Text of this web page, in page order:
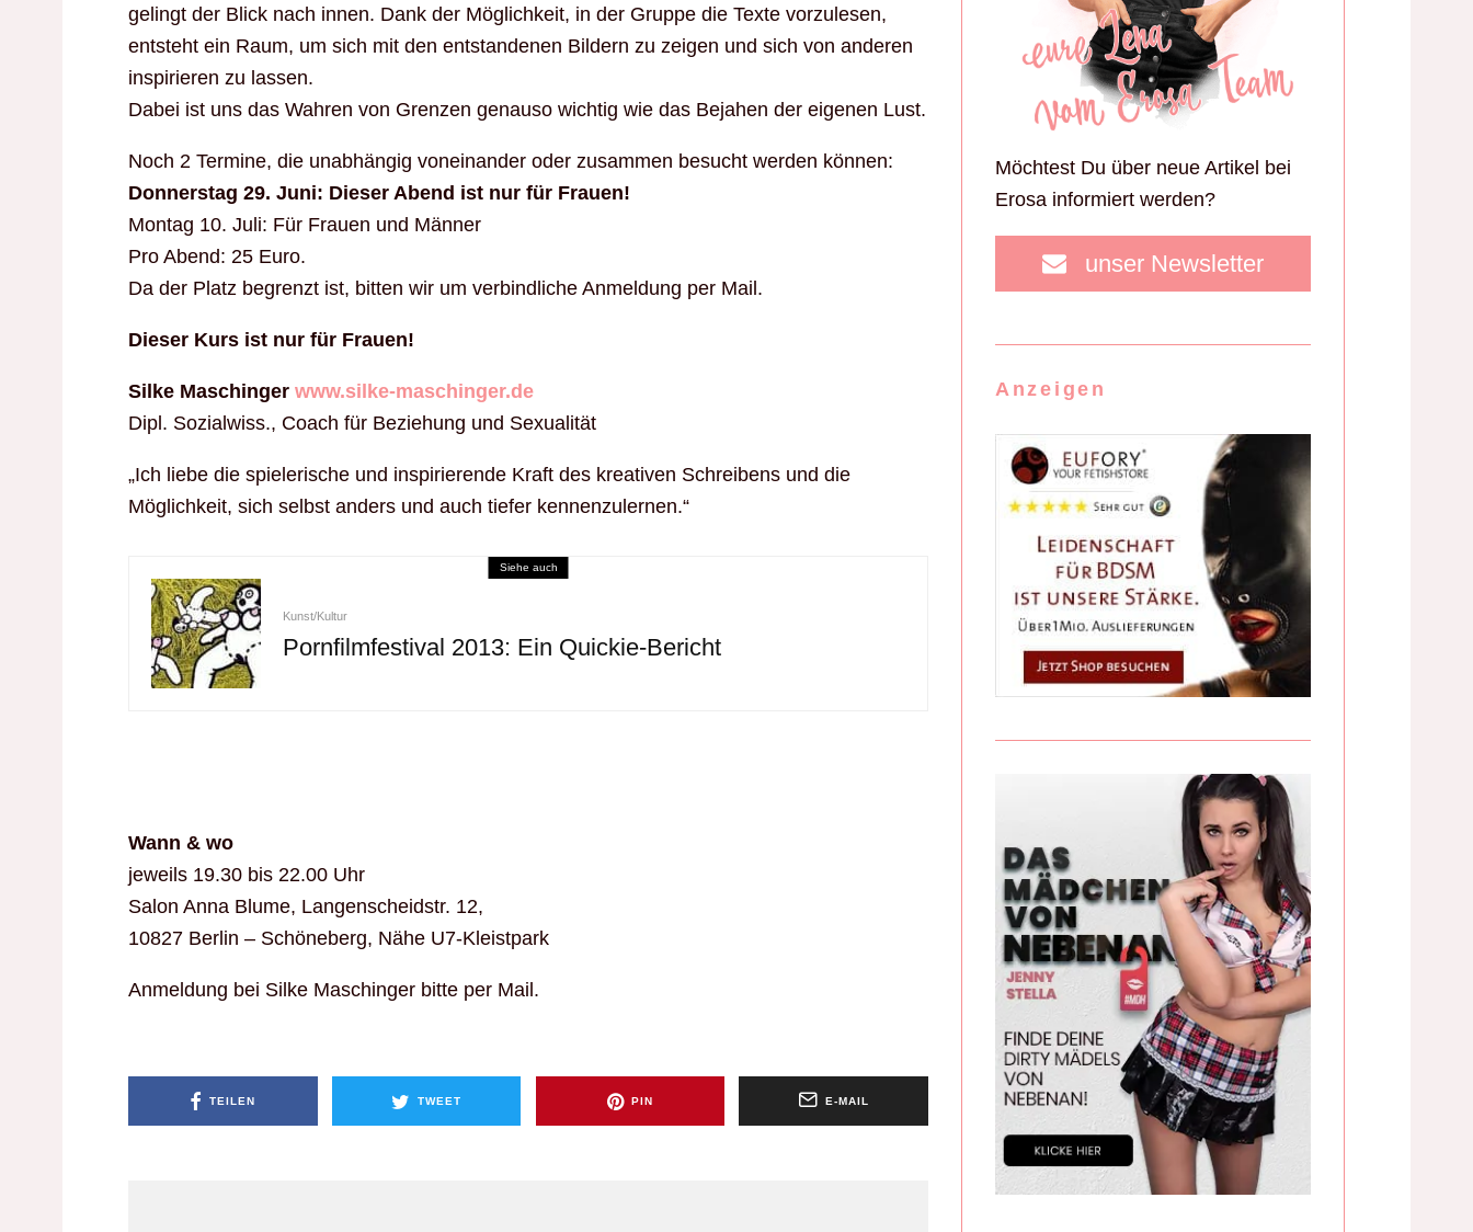
gelingt der Blick nach innen. Dank der Möglichkeit, in der Gruppe die Texte vorzulesen,
entsteht ein Raum, um sich mit den entstandenen Bildern zu zeigen und sich von anderen
inspirieren zu lassen.
Dabei ist uns das Wahren von Grenzen genauso wichtig wie das Bejahen der eigenen Lust.
Noch 2 Termine, die unabhängig voneinander oder zusammen besucht werden können:
Donnerstag 29. Juni: Dieser Abend ist nur für Frauen!
Montag 10. Juli: Für Frauen und Männer
Pro Abend: 25 Euro.
Da der Platz begrenzt ist, bitten wir um verbindliche Anmeldung per Mail.
Dieser Kurs ist nur für Frauen!
Silke Maschinger www.silke-maschinger.de
Dipl. Sozialwiss., Coach für Beziehung und Sexualität
„Ich liebe die spielerische und inspirierende Kraft des kreativen Schreibens und die
Möglichkeit, sich selbst anders und auch tiefer kennenzulernen.“
Siehe auch
Kunst/Kultur
Pornfilmfestival 2013: Ein Quickie-Bericht
Wann & wo
jeweils 19.30 bis 22.00 Uhr
Salon Anna Blume, Langenscheidstr. 12,
10827 Berlin – Schöneberg, Nähe U7-Kleistpark
Anmeldung bei Silke Maschinger bitte per Mail.
TEILEN TWEET PIN E-MAIL
Möchtest Du über neue Artikel bei
Erosa informiert werden?
unser Newsletter
Anzeigen